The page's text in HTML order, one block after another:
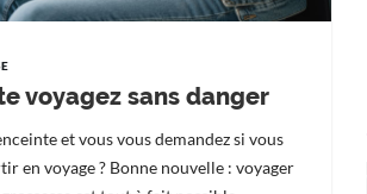
voyagez sans danger
et vous vous demandez si vous
en voyage ? Bonne nouvelle : voyager